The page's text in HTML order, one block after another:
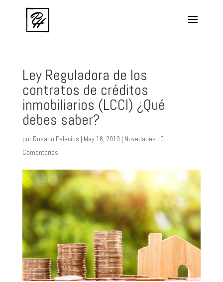
Ley Reguladora de los
contratos de créditos
inmobiliarios (LCCI) ¿Qué
debes saber?
por Rosario Palacios | May 16, 2019 | Novedades | 0
Comentarios